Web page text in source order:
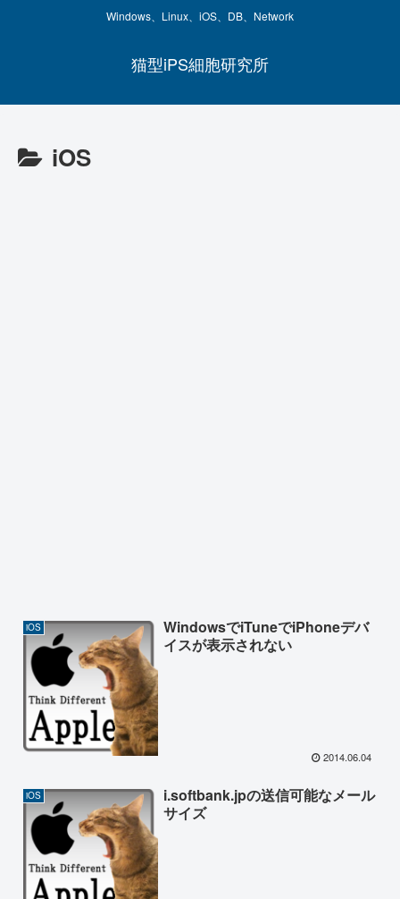
Windows、Linux、iOS、DB、Network
猫型iPS細胞研究所
iOS
iOS
WindowsでiTuneでiPhoneデバ
イスが表示されない
2014.06.04
iOS
i.softbank.jpの送信可能なメール
サイズ